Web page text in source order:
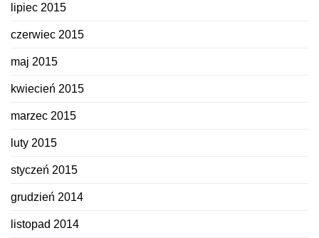
lipiec 2015
czerwiec 2015
maj 2015
kwiecień 2015
marzec 2015
luty 2015
styczeń 2015
grudzień 2014
listopad 2014